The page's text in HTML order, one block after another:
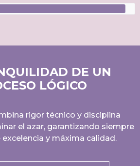
DE UN
LÓGICO
rigor técnico y disciplina
el azar, garantizando siempre
y máxima calidad.